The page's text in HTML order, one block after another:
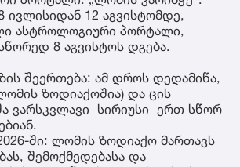
12 აგვისტომდე,
ასტროლოგიური პორტალი,
8 აგვისტოს დგება.
შეერთება: ამ დროს დედამიწა,
ზოდიაქოშია) და ცის
ვარსკვლავი სირიუსი ერთ სწორ
ში: ლომის ზოდიაქო მართავს
შემოქმედებასა და